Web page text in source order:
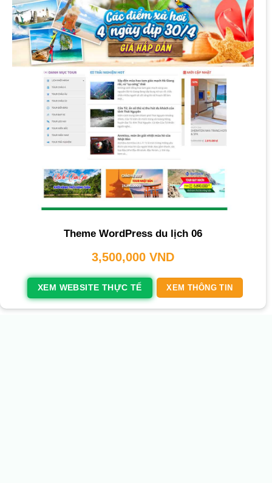
Theme WordPress du lịch 06
3,500,000 VND
XEM WEBSITE THỰC TẾ XEM THÔNG TIN